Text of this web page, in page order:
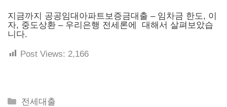
지금까지 공공임대아파트보증금대출 – 임차금 한도, 이
자, 중도상환 – 우리은행 전세론에 대해서 살펴보았습
니다.
Post Views: 2,166
Categories
전세대출